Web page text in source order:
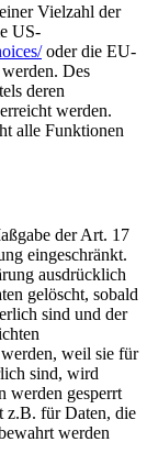
Vielzahl der
US-
oder die EU-
Des
deren
werden.
alle Funktionen
der Art. 17
eingeschränkt.
ausdrücklich
gelöscht, sobald
sind und der
weil sie für
sind, wird
werden gesperrt
z.B. für Daten, die
werden